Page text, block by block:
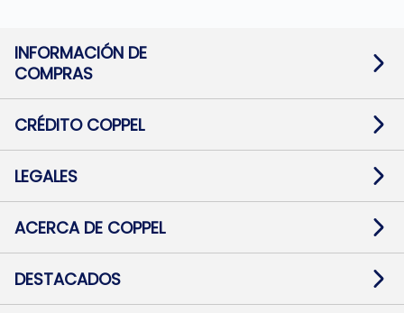
INFORMACIÓN DE
COMPRAS
Términos y condiciones
Botón de arrepentimiento
Mapa de sitio
CRÉDITO COPPEL
Solicitar Crédito
Medios de Pago
Pago Fácil Online
LEGALES
Baja contratos
Defensa al consumidor CABA
ACERCA DE COPPEL
Trabajá con Nosotros
Preguntas Frecuentes
DESTACADOS